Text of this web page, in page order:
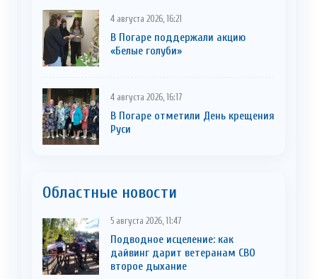
4 августа 2026, 16:21
В Погаре поддержали акцию
«Белые голуби»
4 августа 2026, 16:17
В Погаре отметили День крещения
Руси
Областные новости
5 августа 2026, 11:47
Подводное исцеление: как
дайвинг дарит ветеранам СВО
второе дыхание